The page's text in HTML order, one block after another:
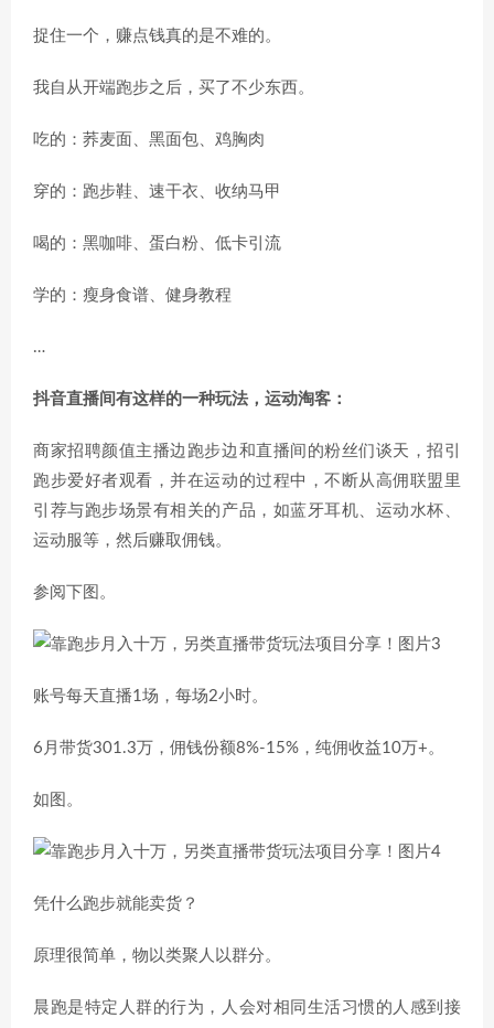
捉住一个，赚点钱真的是不难的。
我自从开端跑步之后，买了不少东西。
吃的：荞麦面、黑面包、鸡胸肉
穿的：跑步鞋、速干衣、收纳马甲
喝的：黑咖啡、蛋白粉、低卡引流
学的：瘦身食谱、健身教程
…
抖音直播间有这样的一种玩法，运动淘客：
商家招聘颜值主播边跑步边和直播间的粉丝们谈天，招引
跑步爱好者观看，并在运动的过程中，不断从高佣联盟里
引荐与跑步场景有相关的产品，如蓝牙耳机、运动水杯、
运动服等，然后赚取佣钱。
参阅下图。
账号每天直播1场，每场2小时。
6月带货301.3万，佣钱份额8%-15%，纯佣收益10万+。
如图。
凭什么跑步就能卖货？
原理很简单，物以类聚人以群分。
晨跑是特定人群的行为，人会对相同生活习惯的人感到接